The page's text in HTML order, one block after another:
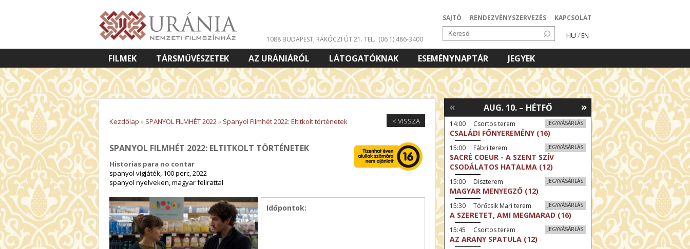
SAJTÓ RENDEZVÉNYSZERVEZÉS KAPCSOLAT
HU / EN
1088 BUDAPEST, RÁKÓCZI ÚT 21. TEL.: (06 1) 486-3400
FILMEK TÁRSMŰVÉSZETEK AZ URÁNIÁRÓL LÁTOGATÓKNAK ESEMÉNYNAPTÁR
JEGYEK
VETÍTETT KÉPES ELŐADÁSOK
< VISSZA
Kezdőlap » SPANYOL FILMHÉT 2022» Spanyol Filmhét 2022: Eltitkolt történetek
SPANYOL FILMHÉT 2022: ELTITKOLT TÖRTÉNETEK
Historias para no contar
spanyol vígjáték, 100 perc, 2022
spanyol nyelveken, magyar felirattal
Időpontok:
»
AUG. 10. – HÉTFŐ
«
JEGYVÁSÁRLÁS
14:00 Csortos terem
CSALÁDI FŐNYEREMÉNY (16)
JEGYVÁSÁRLÁS
15:00 Fábri terem
SACRÉ COEUR - A SZENT SZÍV
CSODÁLATOS HATALMA (12)
JEGYVÁSÁRLÁS
15:00 Díszterem
MAGYAR MENYEGZŐ (12)
JEGYVÁSÁRLÁS
15:30 Törőcsik Mari terem
A SZERETET, AMI MEGMARAD (16)
JEGYVÁSÁRLÁS
15:45 Csortos terem
AZ ARANY SPATULA (12)